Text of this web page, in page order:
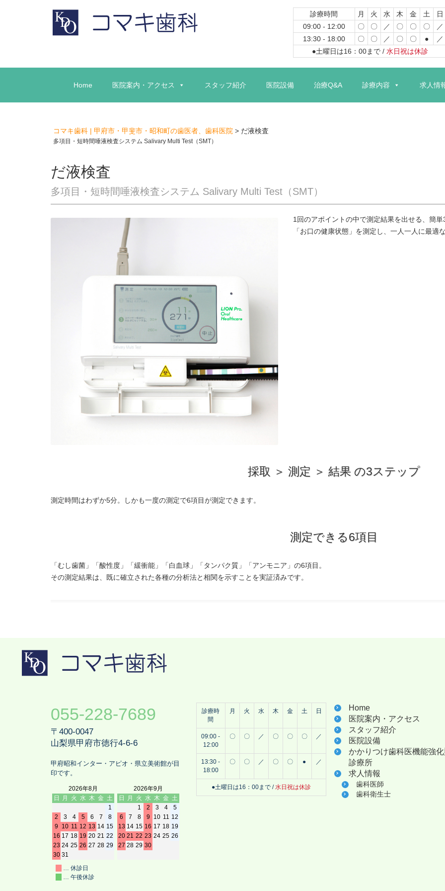
診療時間 月 火 水 木 金 土
日
09:00 - 12:00
〇 〇 ／ 〇 〇 〇
／
13:30 - 18:00
〇 〇 ／ 〇 〇 ●
／
●土曜日は16：00まで / 水日祝は休診
ン
ン
Home 医院案内・アクセス スタッフ紹介 医院設備 治療Q&A 診療内容 求人情
コマキ歯科 | 甲府市・甲斐市・昭和町の歯医者、歯科医院 > だ液検査
多項目・短時間唾液検査システム Salivary Multi Test（SMT）
だ液検査
多項目・短時間唾液検査システム Salivary Multi Test（SMT）
1回のアポイントの中で測定結果を出せる、簡単
「お口の健康状態」を測定し、一人一人に最適
採取 ＞ 測定 ＞ 結果 の3ステップ
測定時間はわずか5分。しかも一度の測定で6項目が測定できます。
測定できる6項目
「むし歯菌」「酸性度」「緩衝能」「白血球」「タンパク質」「アンモニア」の6項目。
その測定結果は、既に確立された各種の分析法と相関を示すことを実証済みです。
055-228-7689
〒400-0047
山梨県甲府市徳行4-6-6
甲府昭和インター・アピオ・県立美術館が目
印です。
2026年8月
日
月 火 水 木 金 土
1
2
3 4 5 6 7
8
9 10 11 12 13 14 15
16 17 18 19 20 21 22
23 24 25 26 27 28 29
30 31
2026年9月
日
月 火 水 木 金 土
1
2 3 4
5
6
7 8 9 10 11 12
13 14 15 16 17 18 19
20 21 22 23 24 25 26
27 28 29 30
… 休診日
… 午後休診
診療時
間
月 火 水 木 金 土 日
09:00 -
12:00
〇 〇 ／ 〇 〇 〇 ／
13:30 -
18:00
〇 〇 ／ 〇 〇 ● ／
●土曜日は16：00まで /水日祝は休診
Home
医院案内・アクセス
スタッフ紹介
医院設備
かかりつけ歯科医機能強
診療所
求人情報
歯科医師
歯科衛生士